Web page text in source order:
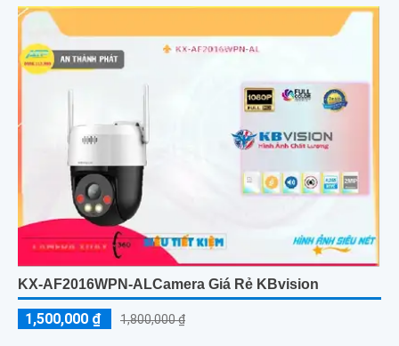
KX-AF2016WPN-ALCamera Giá Rẻ KBvision
1,500,000 ₫ 1,800,000 ₫